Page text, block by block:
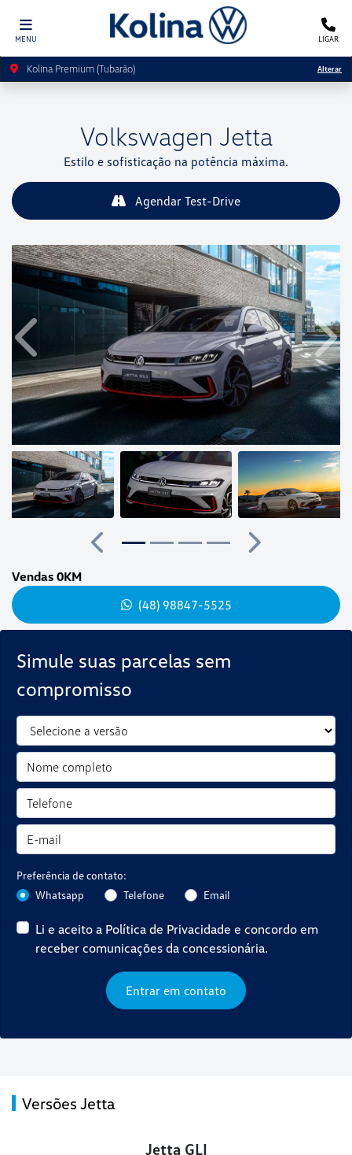
MENU LIGAR
Kolina Premium (Tubarão) Alterar
Volkswagen Jetta
Estilo e sofisticação na potência máxima.
Agendar Test-Drive
Simule suas parcelas sem
compromisso
Preferência de contato:
Whatsapp
Telefone Email
Li e aceito a Política de Privacidade e concordo em
receber comunicações da concessionária.
Entrar em contato
Anterior
Anterior
Próximo
Vendas 0KM
(48) 98847-5525
Versões Jetta
Jetta GLI